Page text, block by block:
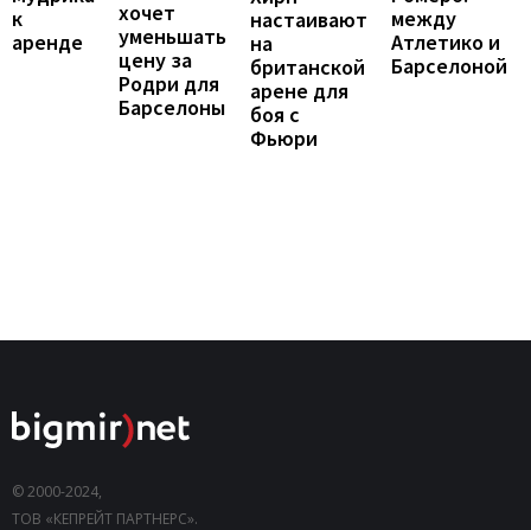
к
аренде
хочет
уменьшать
цену за
Родри для
Барселоны
настаивают
на
британской
арене для
боя с
Фьюри
между
Атлетико и
Барселоной
© 2000-2024,
ТОВ «КЕПРЕЙТ ПАРТНЕРС».